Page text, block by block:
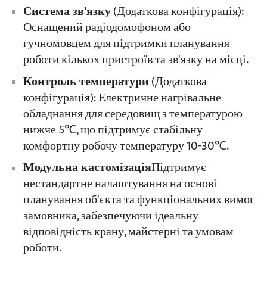
Система зв'язку(Додаткова конфігурація):
Оснащений радіодомофоном або
гучномовцем для підтримки планування
роботи кількох пристроїв та зв'язку на місці.
Контроль температури(Додаткова
конфігурація): Електричне нагрівальне
обладнання для середовищ з температурою
нижче 5℃, що підтримує стабільну
комфортну робочу температуру 10-30℃.
Модульна кастомізаціяПідтримує
нестандартне налаштування на основі
планування об'єкта та функціональних вимог
замовника, забезпечуючи ідеальну
відповідність крану, майстерні та умовам
роботи.